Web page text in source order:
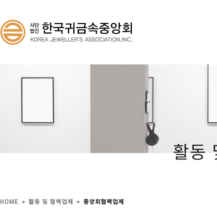
활동
HOME > 활동 및 협력업체 > 중앙회협력업체